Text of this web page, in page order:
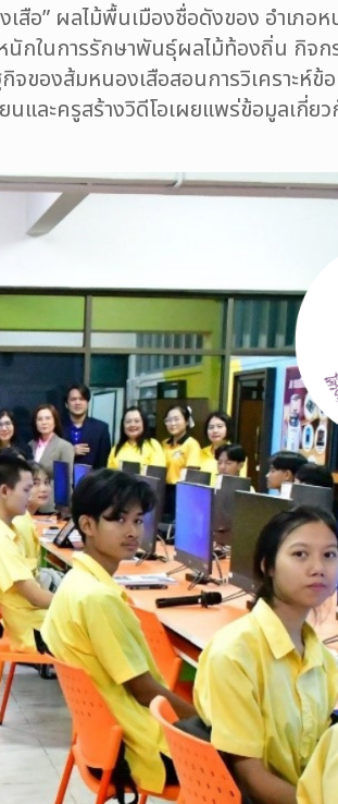
เสือ” ผลไม้พื้นเมืองชื่อดังของ อำเภอ
นักในการรักษาพันธุ์ผลไม้ท้องถิ่น กิจก
ของส้มหนองเสือสอนการวิเคราะห์ข้
ละครูสร้างวิดีโอเผยแพร่ข้อมูลเกี่